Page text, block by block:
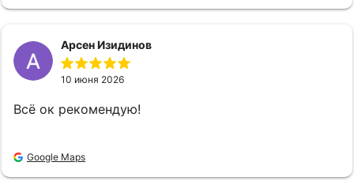
их слаженную и профессиональную работу! С
Арсен Изидинов
10 июня 2026
Всё ок рекомендую!
Google Maps